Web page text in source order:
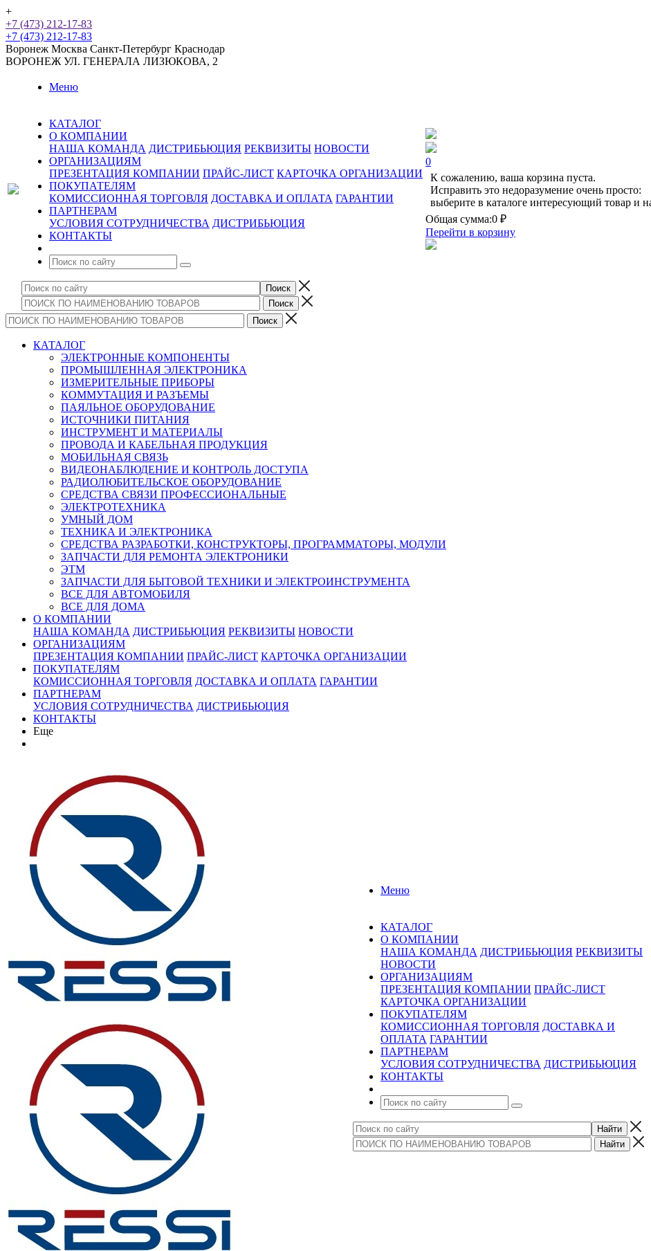
+
+7 (473) 212-17-83
+7 (473) 212-17-83
Воронеж Москва Санкт-Петербург Краснодар
ВОРОНЕЖ УЛ. ГЕНЕРАЛА ЛИЗЮКОВА, 2
Меню
КАТАЛОГ
О КОМПАНИИ
НАША КОМАНДА ДИСТРИБЬЮЦИЯ РЕКВИЗИТЫ НОВОСТИ
ОРГАНИЗАЦИЯМ
ПРЕЗЕНТАЦИЯ КОМПАНИИ ПРАЙС-ЛИСТ КАРТОЧКА ОРГАНИЗАЦИИ
ПОКУПАТЕЛЯМ
КОМИССИОННАЯ ТОРГОВЛЯ ДОСТАВКА И ОПЛАТА ГАРАНТИИ
ПАРТНЕРАМ
УСЛОВИЯ СОТРУДНИЧЕСТВА ДИСТРИБЬЮЦИЯ
КОНТАКТЫ
0
К сожалению, ваша корзина пуста.
Исправить это недоразумение очень просто:
выберите в каталоге интересующий товар и
Общая сумма:0 ₽
Перейти в корзину
КАТАЛОГ
ЭЛЕКТРОННЫЕ КОМПОНЕНТЫ
ПРОМЫШЛЕННАЯ ЭЛЕКТРОНИКА
ИЗМЕРИТЕЛЬНЫЕ ПРИБОРЫ
КОММУТАЦИЯ И РАЗЪЕМЫ
ПАЯЛЬНОЕ ОБОРУДОВАНИЕ
ИСТОЧНИКИ ПИТАНИЯ
ИНСТРУМЕНТ И МАТЕРИАЛЫ
ПРОВОДА И КАБЕЛЬНАЯ ПРОДУКЦИЯ
МОБИЛЬНАЯ СВЯЗЬ
ВИДЕОНАБЛЮДЕНИЕ И КОНТРОЛЬ ДОСТУПА
РАДИОЛЮБИТЕЛЬСКОЕ ОБОРУДОВАНИЕ
СРЕДСТВА СВЯЗИ ПРОФЕССИОНАЛЬНЫЕ
ЭЛЕКТРОТЕХНИКА
УМНЫЙ ДОМ
ТЕХНИКА И ЭЛЕКТРОНИКА
СРЕДСТВА РАЗРАБОТКИ, КОНСТРУКТОРЫ, ПРОГРАММАТОРЫ, МОДУЛИ
ЗАПЧАСТИ ДЛЯ РЕМОНТА ЭЛЕКТРОНИКИ
ЭТМ
ЗАПЧАСТИ ДЛЯ БЫТОВОЙ ТЕХНИКИ И ЭЛЕКТРОИНСТРУМЕНТА
ВСЕ ДЛЯ АВТОМОБИЛЯ
ВСЕ ДЛЯ ДОМА
О КОМПАНИИ
НАША КОМАНДА ДИСТРИБЬЮЦИЯ РЕКВИЗИТЫ НОВОСТИ
ОРГАНИЗАЦИЯМ
ПРЕЗЕНТАЦИЯ КОМПАНИИ ПРАЙС-ЛИСТ КАРТОЧКА ОРГАНИЗАЦИИ
ПОКУПАТЕЛЯМ
КОМИССИОННАЯ ТОРГОВЛЯ ДОСТАВКА И ОПЛАТА ГАРАНТИИ
ПАРТНЕРАМ
УСЛОВИЯ СОТРУДНИЧЕСТВА ДИСТРИБЬЮЦИЯ
КОНТАКТЫ
Еще
Меню
КАТАЛОГ
О КОМПАНИИ
НАША КОМАНДА ДИСТРИБЬЮЦИЯ РЕКВИЗИТЫ
НОВОСТИ
ОРГАНИЗАЦИЯМ
ПРЕЗЕНТАЦИЯ КОМПАНИИ ПРАЙС-ЛИСТ
КАРТОЧКА ОРГАНИЗАЦИИ
ПОКУПАТЕЛЯМ
КОМИССИОННАЯ ТОРГОВЛЯ ДОСТАВКА И
ОПЛАТА ГАРАНТИИ
ПАРТНЕРАМ
УСЛОВИЯ СОТРУДНИЧЕСТВА ДИСТРИБЬЮЦИЯ
КОНТАКТЫ